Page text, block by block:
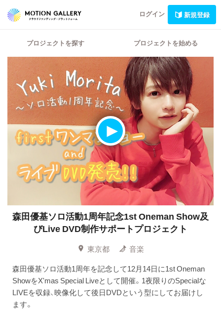
ログイン 新規登録
プロジェクトを探す プロジェクトを始める
森田優基ソロ活動1周年記念1st Oneman Show及
びLive DVD制作サポートプロジェクト
東京都
音楽
森田優基ソロ活動1周年を記念して12月14日に1st Oneman
ShowをX'mas Special Liveとして開催。1夜限りのSpecialな
LIVEを収録、映像化して後日DVDという型にしてお届けし
ます。